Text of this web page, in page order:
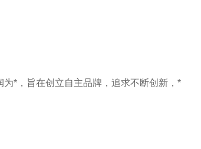
*，旨在创立自主品牌，追求不断创新，*